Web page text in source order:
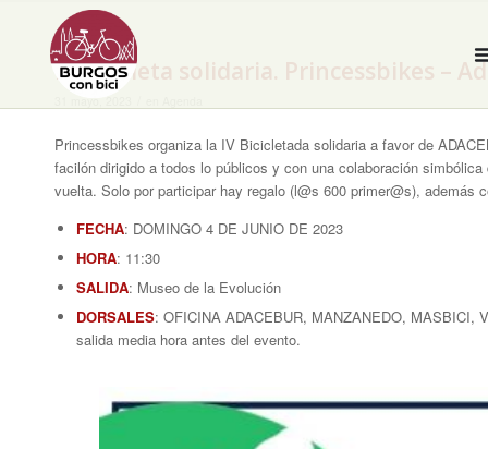
IV bicicleta solidaria. Princessbikes –
31 mayo, 2023
Princessbikes organiza la IV Bicicletada solidaria a favor de
facilón dirigido a todos lo públicos y con una colaboración
vuelta. Solo por participar hay regalo (l@s 600 primer@s), además
FECHA: DOMINGO 4 DE JUNIO DE 2023
HORA: 11:30
SALIDA: Museo de la Evolución
DORSALES: OFICINA ADACEBUR, MANZANEDO, MASBICI,
salida media hora antes del evento.